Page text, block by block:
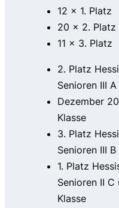
12 x 1. Platz
20 x 2. Platz
11 x 3. Platz
2. Platz
Senioren III A
Dezember
Klasse
3. Platz
Senioren III B
1. Platz
Senioren II
Klasse